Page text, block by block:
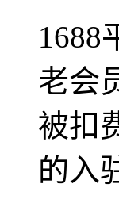
1688
老会
被扣
的入